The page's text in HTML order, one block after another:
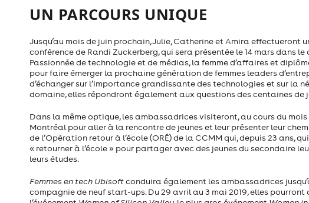
UN PARCOURS UNIQUE
Jusqu’au mois de juin prochain, Julie, Catherine et Amira effectueront
conférence de Randi Zuckerberg, qui sera présentée le 14 mars dans
Passionnée de technologie et de médias, la femme d’affaires et
pour faire émerger la prochaine génération de femmes leaders
d’échanger sur l’importance grandissante des technologies et sur la
domaine, elles répondront également aux questions des centaines
Dans la même optique, les ambassadrices visiteront, au cours du
Montréal pour aller à la rencontre de jeunes et leur présenter leur
de l’Opération retour à l’école (ORÉ) de la CCMM qui, depuis 23 ans,
« retourner à l’école » pour partager avec des jeunes du secondaire
leurs études.
Femmes en tech Ubisoftconduira également les ambassadrices
compagnie de neuf start-ups. Du 29 avril au 3 mai 2019, elles